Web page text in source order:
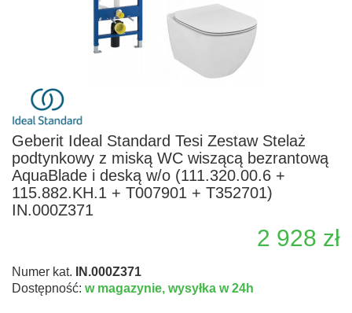
Geberit Ideal Standard Tesi Zestaw Stelaż
podtynkowy z miską WC wiszącą bezrantową
AquaBlade i deską w/o (111.320.00.6 +
115.882.KH.1 + T007901 + T352701)
IN.000Z371
2 928 zł
Numer kat.
IN.000Z371
Dostępność: w magazynie, wysyłka w 24h